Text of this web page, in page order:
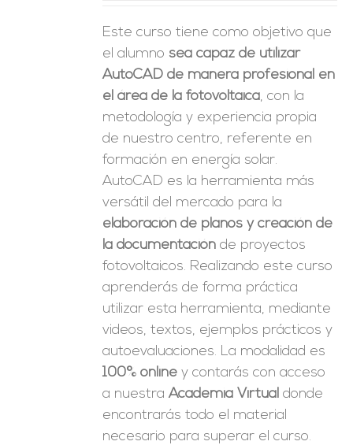
Este curso tiene como objetivo que
el alumno sea capaz de utilizar
AutoCAD de manera profesional en
el área de la fotovoltaica, con la
metodología y experiencia propia
de nuestro centro, referente en
formación en energía solar.
AutoCAD es la herramienta más
versátil del mercado para la
elaboración de planos y creación de
la documentación de proyectos
fotovoltaicos. Realizando este curso
aprenderás de forma práctica
utilizar esta herramienta, mediante
videos, textos, ejemplos prácticos y
autoevaluaciones. La modalidad es
100% online y contarás con acceso
a nuestraAcademia Virtual donde
encontrarás todo el material
necesario para superar el curso.